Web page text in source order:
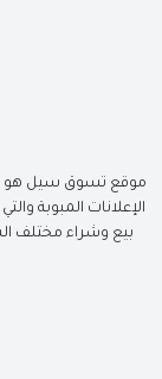
موقع تسوق سيل هو
الإعلانات المبوبة
بيع وشراء مختلف